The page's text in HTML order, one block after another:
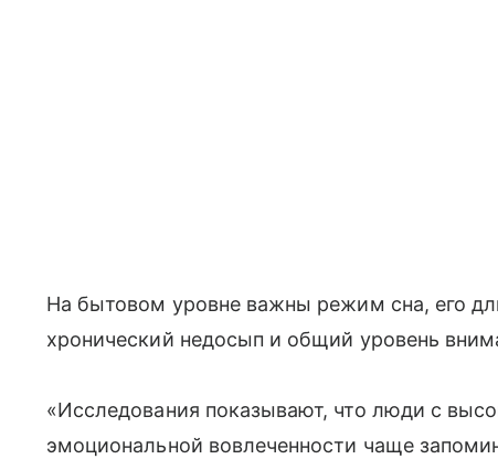
На бытовом уровне важны режим сна, его
хронический недосып и общий уровень
«Исследования показывают, что люди с
эмоциональной вовлеченности чаще